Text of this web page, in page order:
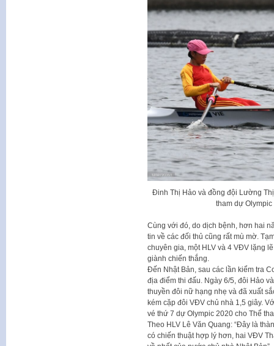
Đinh Thị Hảo và đồng đội Lường
tham dự Olympic
Cùng với đó, do dịch bệnh, hơn hai
tin về các đối thủ cũng rất mù mờ.
chuyên gia, một HLV và 4 VĐV lặng
giành chiến thắng.
Đến Nhật Bản, sau các lần kiểm tra
địa điểm thi đấu. Ngày 6/5, đôi Hảo
thuyền đôi nữ hạng nhẹ và đã xuất
kém cặp đôi VĐV chủ nhà 1,5 giây.
vé thứ 7 dự Olympic 2020 cho Thể
Theo HLV Lê Văn Quang: “Đây là
có chiến thuật hợp lý hơn, hai VĐV